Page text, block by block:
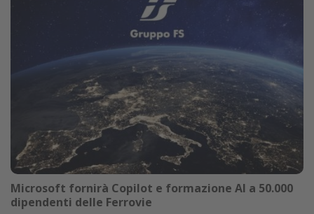
Microsoft fornirà Copilot e formazione AI a 50.000
dipendenti delle Ferrovie